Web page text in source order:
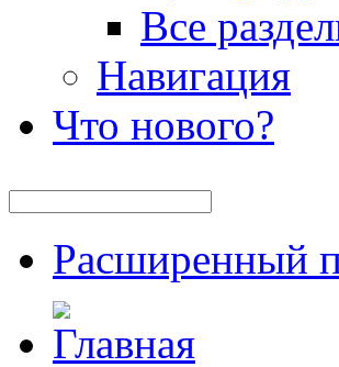
Все
Навигация
Что нового?
Расширенный